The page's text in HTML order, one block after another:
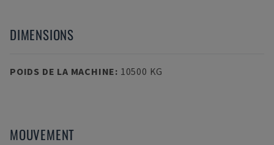
DIMENSIONS
POIDS DE LA MACHINE: 10500 KG
MOUVEMENT